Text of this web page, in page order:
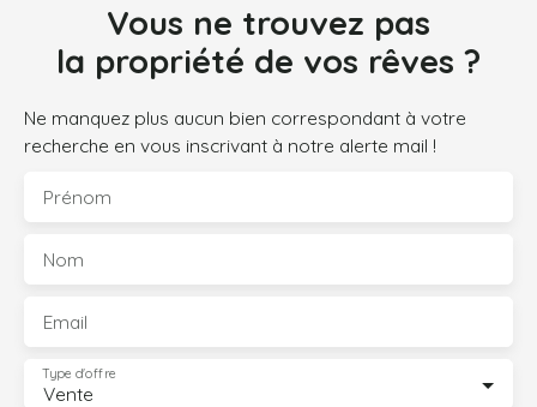
Vous ne trouvez pas
la propriété de vos rêves ?
Ne manquez plus aucun bien correspondant à votre
recherche en vous inscrivant à notre alerte mail !
Prénom
Nom
Email
Vente
Type d'offre